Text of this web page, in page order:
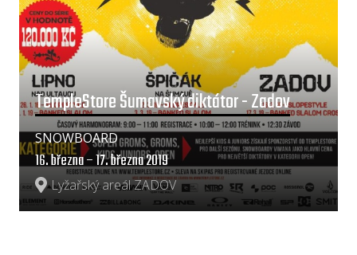
TempleStore Šumavský diktátor - Zadov
Lyžařský areál ZADOV
16. března – 17. března 2019
SNOWBOARD